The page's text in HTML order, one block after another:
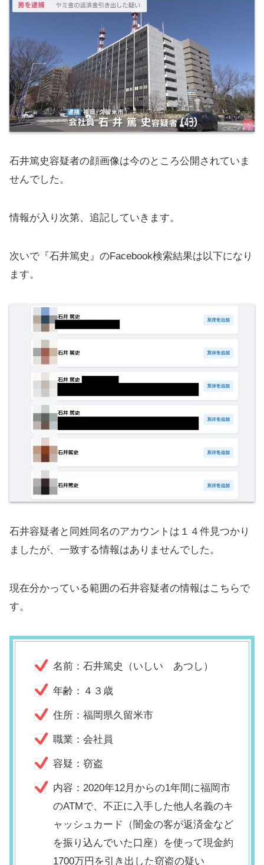
石井篤史容疑者の顔画像は今のところ公開されていま
せんでした。
情報が入り次第、追記していきます。
次いで『石井篤史』のFacebook検索結果は以下になり
ます。
石井容疑者と同姓同名のアカウントは１４件見つかり
ましたが、一致する情報はありませんでした。
現在分かっている範囲の石井容疑者の情報はこちらで
す。
名前：石井篤史（いしい あつし）
年齢：４３歳
住所：福岡県久留米市
職業：会社員
容疑：窃盗
内容：2020年12月からの1年間に福岡市
のATMで、不正に入手した他人名義のキ
ャッシュカード（闇金の客が返済金など
を振り込んでいた口座）を使って現金約
1700万円を引き出した窃盗の疑い